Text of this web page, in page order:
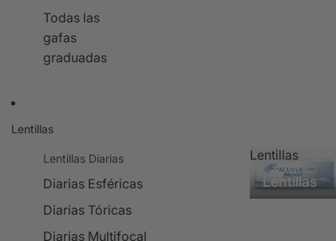
Todas las
gafas
graduadas
Lentillas
Lentillas Diarias
Diarias Esféricas
Diarias Tóricas
Diarias Multifocal
Lentillas
Lentillas